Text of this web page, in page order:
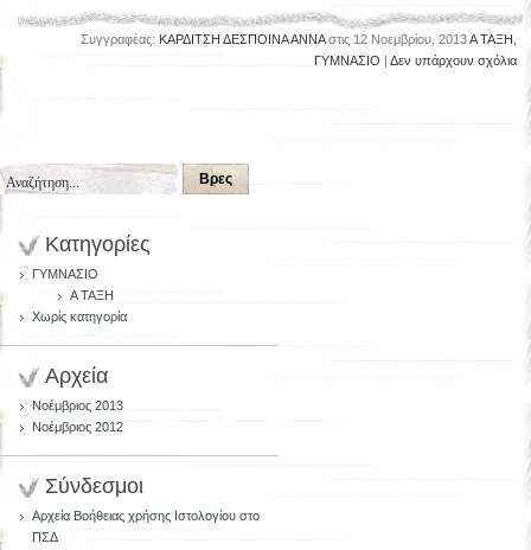
Συγγραφέας: ΚΑΡΔΙΤΣΗ ΔΕΣΠΟΙΝΑ ΑΝΝΑστις 12 Νοεμβρίου, 2013Α ΤΑΞΗ
ΓΥΜΝΑΣΙΟ | Δεν υπάρχουν σχόλια
Κατηγορίες
ΓΥΜΝΑΣΙΟ
Α ΤΑΞΗ
Χωρίς κατηγορία
Αρχεία
Νοέμβριος 2013
Νοέμβριος 2012
Σύνδεσμοι
Αρχεία Βοήθειας χρήσης Ιστολογίου στο
ΠΣΔ